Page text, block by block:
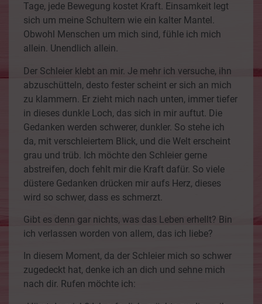
Tage, jede Bewegung kostet Kraft. Einsamkeit legt
sich um meine Schultern wie ein kalter Mantel.
Obwohl Menschen um mich sind, fühle ich mich
allein. Unendlich allein.
Der Schleier klebt an mir. Je mehr ich versuche, ihn
abzuschütteln, desto fester scheint er sich an mich
zu klammern. Er zieht mich nach unten, immer tiefer
in dieses dunkle Loch, das sich in mir auftut. Die
Gedanken werden schwerer, dunkler. So stehe ich
da, mit verschleiertem Blick, und die Welt erscheint
grau und trüb. Ich möchte den Schleier gerne
abstreifen, doch fehlt mir die Kraft dafür. So viele
düstere Gedanken drücken mir aufs Herz, dieses
wird so schwer, dass es schmerzt.
Gibt es denn gar nichts, was das Leben erhellt? Bin
ich verlassen worden von allem, das ich liebe?
In diesem Moment, da der Schleier mich so schwer
zugedeckt hat, denke ich an dich und sehne mich
nach dir. Rufen möchte ich: